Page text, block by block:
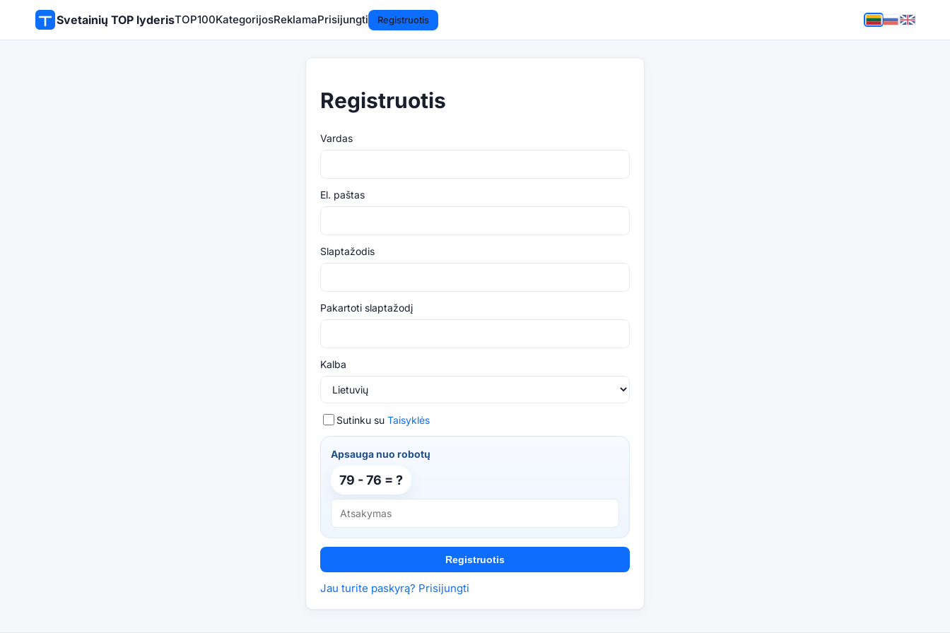
Svetainių TOP lyderisTOP100KategorijosReklamaPrisijungti Registruotis
Registruotis
Vardas
El. paštas
Slaptažodis
Pakartoti slaptažodį
Kalba
Sutinku su Taisyklės
Apsauga nuo robotų
79 - 76 = ?
Registruotis
Jau turite paskyrą? Prisijungti